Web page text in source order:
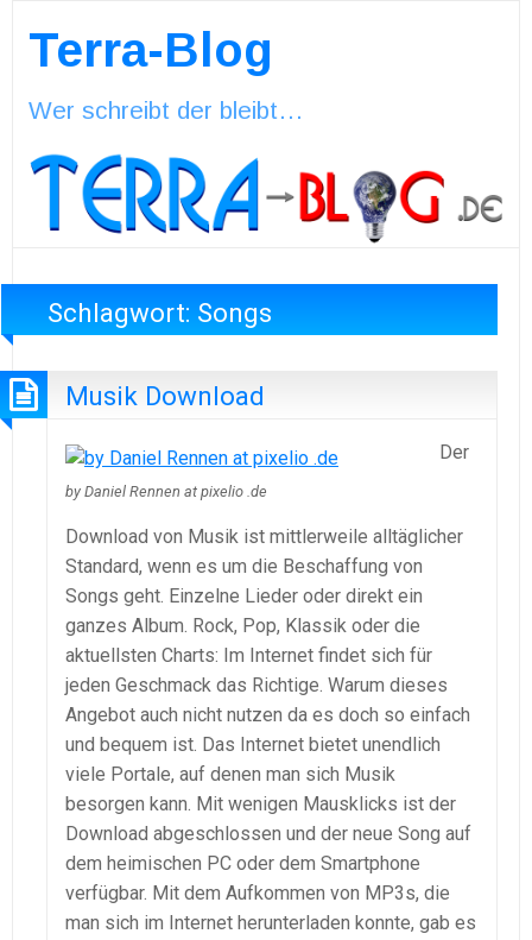
Terra-Blog
Wer schreibt der bleibt…
Schlagwort: Songs
Musik Download
by Daniel Rennen at pixelio .de
Der
Download von Musik ist mittlerweile alltäglicher
Standard, wenn es um die Beschaffung von
Songs geht. Einzelne Lieder oder direkt ein
ganzes Album. Rock, Pop, Klassik oder die
aktuellsten Charts: Im Internet findet sich für
jeden Geschmack das Richtige. Warum dieses
Angebot auch nicht nutzen da es doch so einfach
und bequem ist. Das Internet bietet unendlich
viele Portale, auf denen man sich Musik
besorgen kann. Mit wenigen Mausklicks ist der
Download abgeschlossen und der neue Song auf
dem heimischen PC oder dem Smartphone
verfügbar. Mit dem Aufkommen von MP3s, die
man sich im Internet herunterladen konnte, gab es